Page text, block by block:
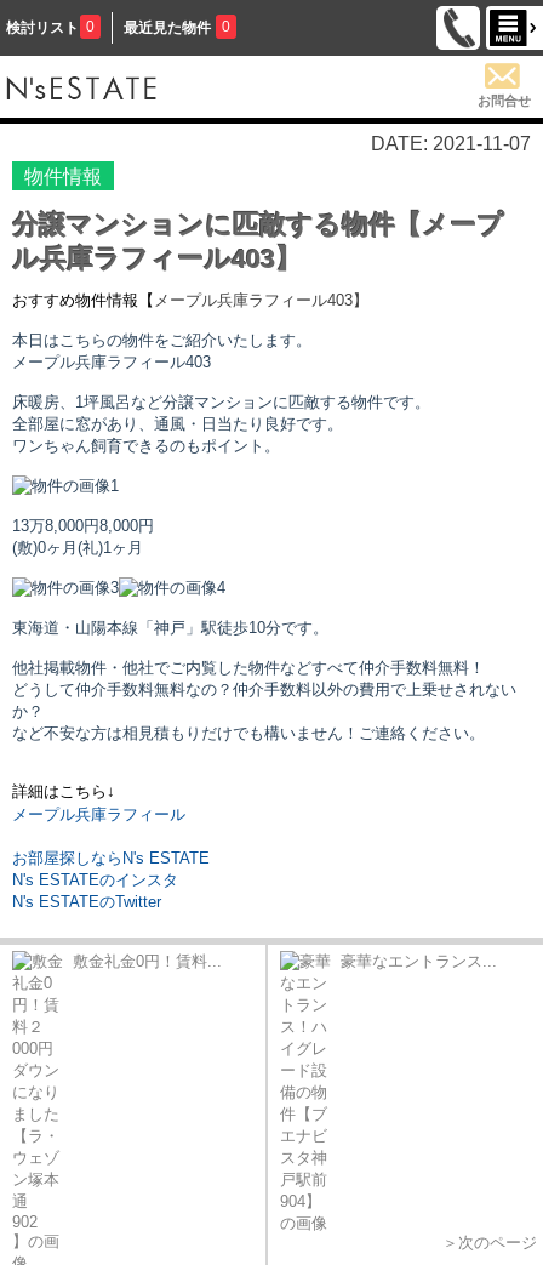
検討リスト 0 最近見た物件 0
お問合せ
DATE: 2021-11-07
物件情報
分譲マンションに匹敵する物件【メープ
ル兵庫ラフィール403】
おすすめ物件情報【 メープル兵庫ラフィール403】
本日はこちらの物件をご紹介いたします。
メープル兵庫ラフィール403
床暖房、1坪風呂など分譲マンションに匹敵する物件です。
全部屋に窓があり、通風・日当たり良好です。
ワンちゃん飼育できるのもポイント。
13万8,000円8,000円
(敷)0ヶ月 (礼)1ヶ月
東海道・山陽本線「神戸」駅徒歩10分です。
他社掲載物件・他社でご内覧した物件などすべて仲介手数料無料！
どうして仲介手数料無料なの？仲介手数料以外の費用で上乗せされない
か？
など不安な方は相見積もりだけでも構いません！ご連絡ください。
詳細はこちら↓
メープル兵庫ラフィール
お部屋探しならN's ESTATE
N's ESTATEのインスタ
N's ESTATEのTwitter
敷金礼金0円！賃料... 豪華なエントランス...
＞次のページ